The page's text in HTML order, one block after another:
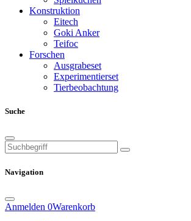
Konstruktion
Eitech
Goki Anker
Teifoc
Forschen
Ausgrabeset
Experimentierset
Tierbeobachtung
Suche
Navigation
Anmelden 0Warenkorb